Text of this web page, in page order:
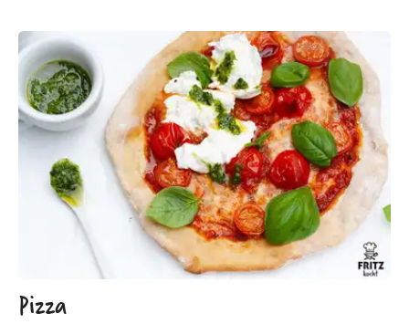
Pizza